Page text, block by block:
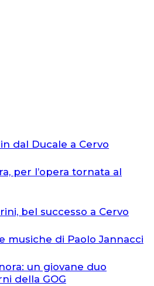
dal Ducale a Cervo
per l’opera tornata al
bel successo a Cervo
musiche di Paolo Jannacci
un giovane duo
della GOG